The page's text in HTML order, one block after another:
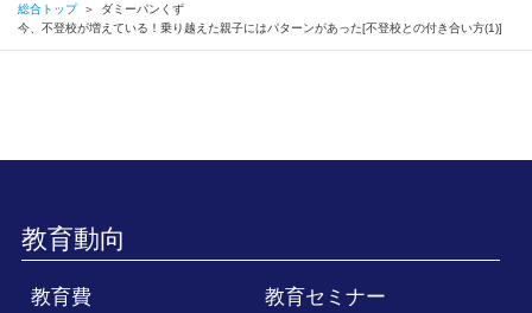
総合トップ ＞
ダミーパンくず
今、不登校が増えている！乗り越えた親子にはパターンがあった[不登校との付き合い方(1)]
教育動向
教育費 教育セミナー